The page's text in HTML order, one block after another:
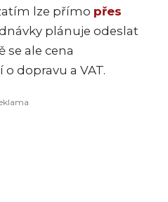
lze přímo přes
plánuje odeslat
se ale cena
dopravu a VAT.